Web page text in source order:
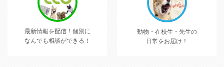
最新情報を配信！ 個別に
なんでも相談ができる！
動物・在校生・先生の
日常をお届け！